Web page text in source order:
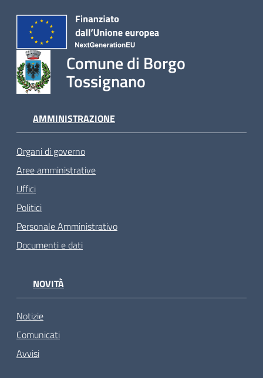
Comune di Borgo
Tossignano
AMMINISTRAZIONE
Organi di governo
Aree amministrative
Uffici
Politici
Personale Amministrativo
Documenti e dati
NOVITÀ
Notizie
Comunicati
Avvisi